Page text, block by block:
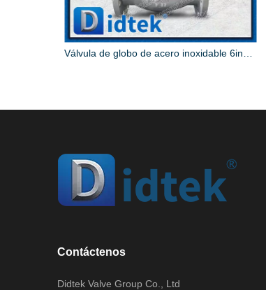
Válvula de globo de acero inoxidable 6inch 150LB SS316 CF8M
Contáctenos
Didtek Valve Group Co., Ltd